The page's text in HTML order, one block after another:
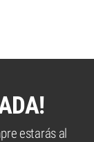
estarás al